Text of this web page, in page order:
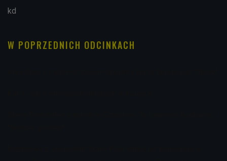
kd
W POPRZEDNICH ODCINKACH